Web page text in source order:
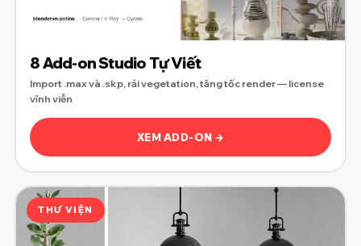
8 Add-on Studio Tự Viết
Import .max và .skp, rải vegetation, tăng tốc render — license
vĩnh viễn
XEM ADD-ON →
THƯ VIỆN